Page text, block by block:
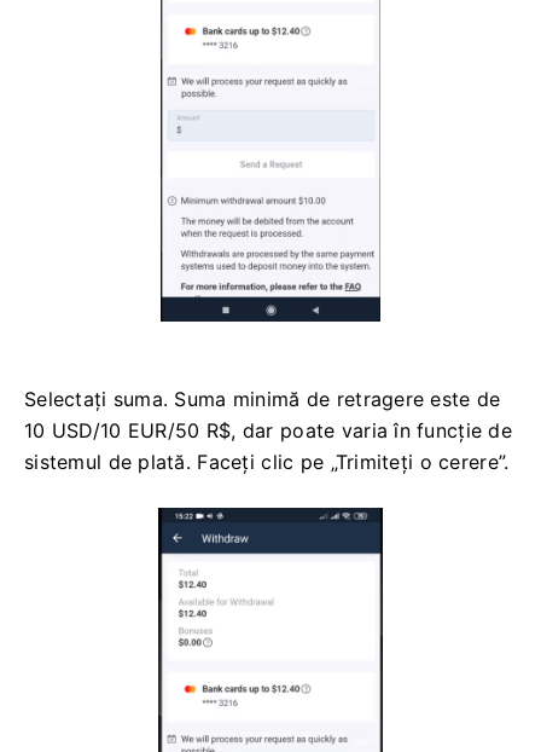
Selectați suma. Suma minimă de retragere este de
10 USD/10 EUR/50 R$, dar poate varia în funcție de
sistemul de plată. Faceți clic pe „Trimiteți o cerere”.